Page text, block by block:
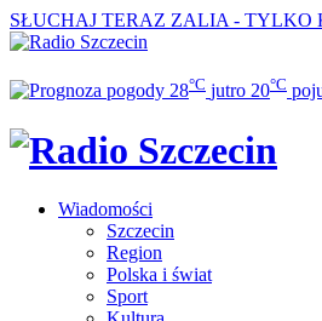
SŁUCHAJ TERAZ ZALIA - TYLKO
28°C jutro 20°C
Wiadomości
Szczecin
Region
Polska i świat
Sport